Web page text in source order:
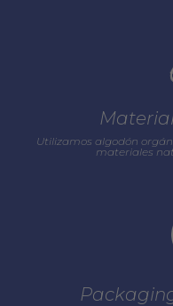
Utilizamos algodón
materiales